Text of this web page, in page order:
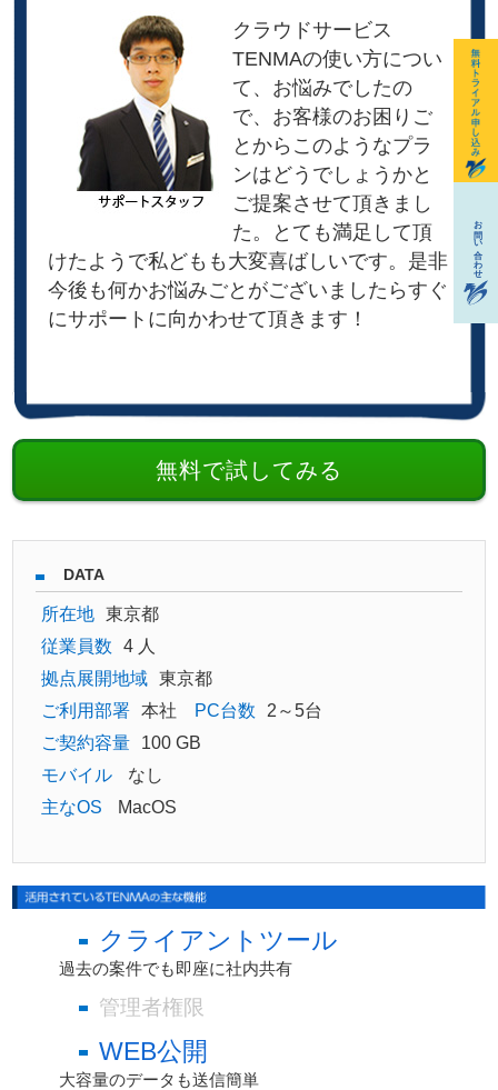
クラウドサービス
TENMAの使い方につい
て、お悩みでしたの
で、お客様のお困りご
とからこのようなプラ
ンはどうでしょうかと
ご提案させて頂きまし
た。とても満足して頂
けたようで私どもも大変喜ばしいです。是非
今後も何かお悩みごとがございましたらすぐ
にサポートに向かわせて頂きます！
無料で試してみる
DATA
所在地
東京都
従業員数
4 人
拠点展開地域
東京都
ご利用部署
本社 PC台数
2～5台
ご契約容量
100 GB
モバイル
なし
主なOS
MacOS
クライアントツール
過去の案件でも即座に社内共有
管理者権限
WEB公開
大容量のデータも送信簡単